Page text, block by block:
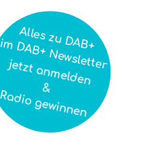
Alles zu DAB+
im DAB+ Newsletter
jetzt anmelden
&
Radio gewinnen